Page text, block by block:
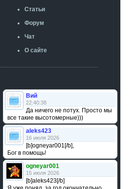
Статьи
Форум
Чат
О сайте
Вий
22:40:38
Да ничего не потух. Просто мы
все такие высотомерные)))
aleks423
16 июля 2026
[b]ogneyar001[/b],
Бог в помощь!
ogneyar001
15 июля 2026
[b]aleks423[/b]